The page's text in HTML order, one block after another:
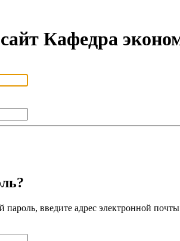
Кафедра
пароль, введите адрес электронной